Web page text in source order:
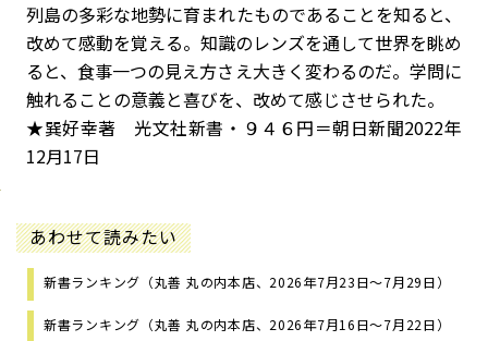
列島の多彩な地勢に育まれたものであることを知ると、
改めて感動を覚える。知識のレンズを通して世界を眺め
ると、食事一つの見え方さえ大きく変わるのだ。学問に
触れることの意義と喜びを、改めて感じさせられた。
★巽好幸著 光文社新書・９４６円＝朝日新聞2022年
12月17日
あわせて読みたい
新書ランキング（丸善 丸の内本店、2026年7月23日～7月29日）
新書ランキング（丸善 丸の内本店、2026年7月16日～7月22日）